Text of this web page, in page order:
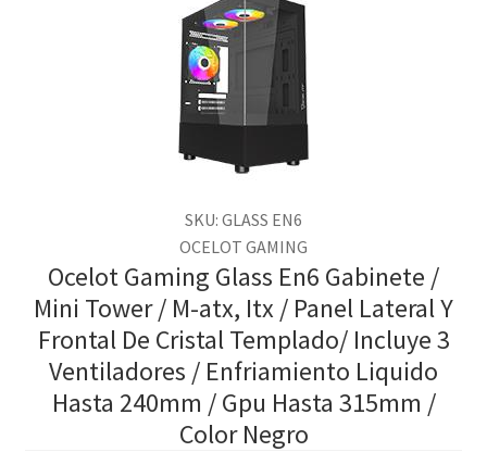
SKU: GLASS EN6
OCELOT GAMING
Ocelot Gaming Glass En6 Gabinete /
Mini Tower / M-atx, Itx / Panel Lateral Y
Frontal De Cristal Templado/ Incluye 3
Ventiladores / Enfriamiento Liquido
Hasta 240mm / Gpu Hasta 315mm /
Color Negro